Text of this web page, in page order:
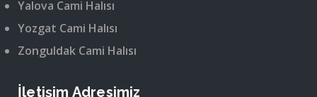
Yalova Cami Halısı
Yozgat Cami Halısı
Zonguldak Cami Halısı
İletişim Adresimiz